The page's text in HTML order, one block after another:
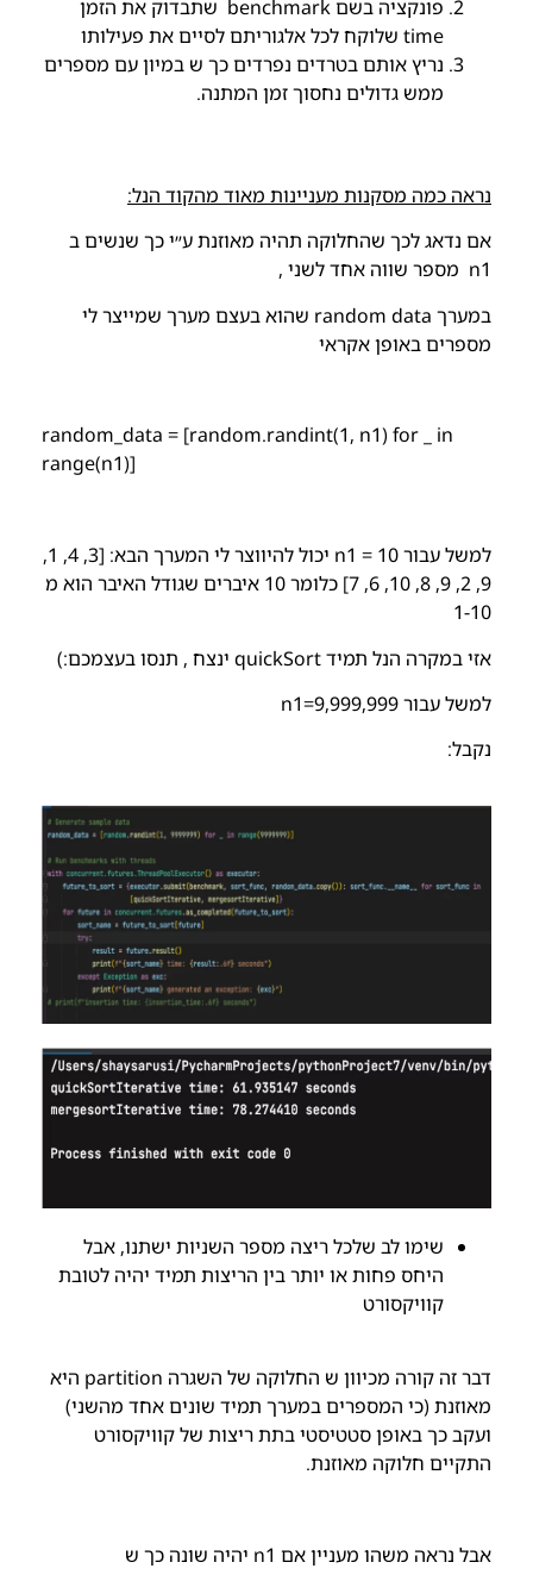
פונקציה בשםbenchmark שתבדוק את הזמן
time שלוקח לכל אלגוריתם לסיים את פעילותו
נריץ אותם בטרדים נפרדים כך ש במיון עם מספרים
ממש גדולים נחסוך זמן המתנה.
נראה כמה מסקנות מעניינות מאוד מהקוד הנל:
אם נדאג לכך שהחלוקה תהיה מאוזנת ע״י כך שנשים ב
n1 מספר שווה אחד לשני ,
במערך random data שהוא בעצם מערך שמייצר לי
מספרים באופן אקראי
random_data = [random.randint(1, n1) for _ in
range(n1)]
למשל עבורn1 = 10
יכול להיווצר לי המערך הבא: [3, 4, 1,
9, 2, 9, 8, 10, 6, 7] כלומר 10 איברים שגודל האיבר הוא מ
1-10
אזי במקרה הנל תמיד quickSort ינצח , תנסו בעצמכם:)
למשל עבור n1=9,999,999
נקבל:
שימו לב שלכל ריצה מספר השניות ישתנו, אבל
היחס פחות או יותר בין הריצות תמיד יהיה לטובת
קוויקסורט
דבר זה קורה מכיוון ש החלוקה של השגרה partition היא
מאוזנת (כי המספרים במערך תמיד שונים אחד מהשני)
ועקב כך באופן סטטיסטי בתת ריצות של קוויקסורט
התקיים חלוקה מאוזנת.
אבל נראה משהו מעניין אם n1 יהיה שונה כך ש